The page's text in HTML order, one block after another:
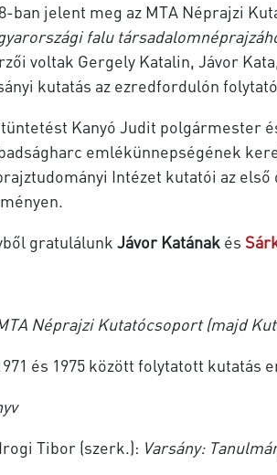
ban jelent meg az MTA Néprajzi
falu
voltak Gergely Katalin, Jávor
kutatás az ezredfordulón
Kanyó Judit polgármester
emlékünnepségének
Intézet kutatói az első
gratulálunk Jávor Katának és
Néprajzi Kutatócsoport (majd
és 1975 között folytatott
Tibor (szerk.): Varsány: